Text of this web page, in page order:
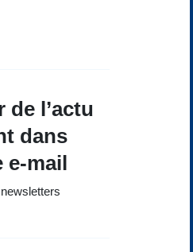
de l’actu
dans
mail